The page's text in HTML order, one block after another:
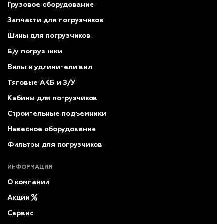
Грузовое оборудование
Запчасти для погрузчиков
Шины для погрузчиков
Б/у погрузчики
Вилы и удлинители вил
Тяговые АКБ и З/У
Кабины для погрузчиков
Строительные подъемники
Навесное оборудование
Фильтры для погрузчиков
ИНФОРМАЦИЯ
О компании
Акции
Сервис